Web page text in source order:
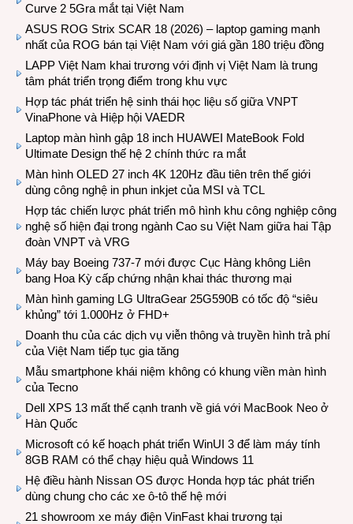
Curve 2 5Gra mắt tại Việt Nam
ASUS ROG Strix SCAR 18 (2026) – laptop gaming mạnh
nhất của ROG bán tại Việt Nam với giá gần 180 triệu đồng
LAPP Việt Nam khai trương với định vị Việt Nam là trung
tâm phát triển trọng điểm trong khu vực
Hợp tác phát triển hệ sinh thái học liệu số giữa VNPT
VinaPhone và Hiệp hội VAEDR
Laptop màn hình gập 18 inch HUAWEI MateBook Fold
Ultimate Design thế hệ 2 chính thức ra mắt
Màn hình OLED 27 inch 4K 120Hz đầu tiên trên thế giới
dùng công nghệ in phun inkjet của MSI và TCL
Hợp tác chiến lược phát triển mô hình khu công nghiệp công
nghệ số hiện đại trong ngành Cao su Việt Nam giữa hai Tập
đoàn VNPT và VRG
Máy bay Boeing 737-7 mới được Cục Hàng không Liên
bang Hoa Kỳ cấp chứng nhận khai thác thương mại
Màn hình gaming LG UltraGear 25G590B có tốc độ “siêu
khủng” tới 1.000Hz ở FHD+
Doanh thu của các dịch vụ viễn thông và truyền hình trả phí
của Việt Nam tiếp tục gia tăng
Mẫu smartphone khái niệm không có khung viền màn hình
của Tecno
Dell XPS 13 mất thế cạnh tranh về giá với MacBook Neo ở
Hàn Quốc
Microsoft có kế hoạch phát triển WinUI 3 để làm máy tính
8GB RAM có thể chạy hiệu quả Windows 11
Hệ điều hành Nissan OS được Honda hợp tác phát triển
dùng chung cho các xe ô-tô thế hệ mới
21 showroom xe máy điện VinFast khai trương tại